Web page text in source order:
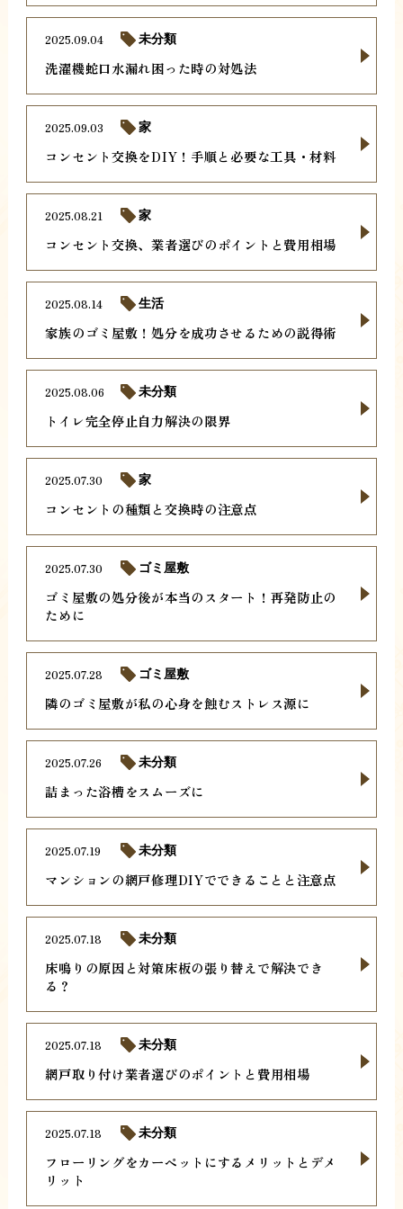
洗濯機蛇口水漏れ困った時の対処法
2025.09.04 未分類
コンセント交換をDIY！手順と必要な工具・材料
2025.09.03 家
コンセント交換、業者選びのポイントと費用相場
2025.08.21 家
家族のゴミ屋敷！処分を成功させるための説得術
2025.08.14 生活
トイレ完全停止自力解決の限界
2025.08.06 未分類
コンセントの種類と交換時の注意点
2025.07.30 家
ゴミ屋敷の処分後が本当のスタート！再発防止の
ために
2025.07.30 ゴミ屋敷
隣のゴミ屋敷が私の心身を蝕むストレス源に
2025.07.28 ゴミ屋敷
詰まった浴槽をスムーズに
2025.07.26 未分類
マンションの網戸修理DIYでできることと注意点
2025.07.19 未分類
床鳴りの原因と対策床板の張り替えで解決でき
る？
2025.07.18 未分類
網戸取り付け業者選びのポイントと費用相場
2025.07.18 未分類
フローリングをカーペットにするメリットとデメ
リット
2025.07.18 未分類